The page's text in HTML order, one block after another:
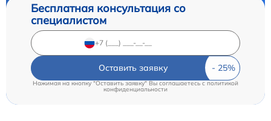
Бесплатная консультация со
специалистом
Оставить заявку
Нажимая на кнопку "Оставить заявку" Вы соглашаетесь cполитикой
конфиденциальности